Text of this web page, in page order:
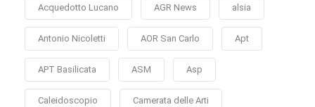
Acquedotto Lucano AGR News alsia
Antonio Nicoletti AOR San Carlo Apt
APT Basilicata ASM Asp
Caleidoscopio Camerata delle Arti